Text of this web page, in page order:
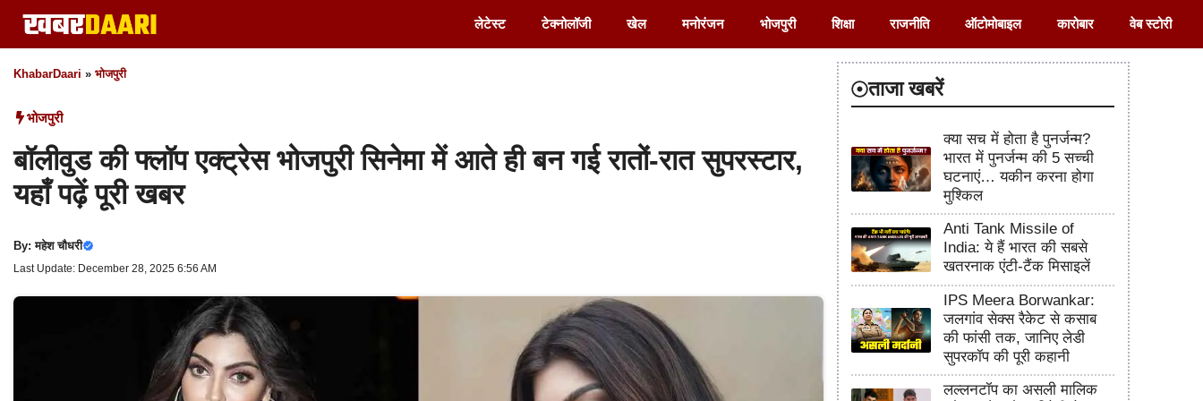
Skip
to
content
लेटेस्ट टेक्नोलॉजी खेल मनोरंजन भोजपुरी शिक्षा राजनीति ऑटोमोबाइल कारोबार वेब स्टोरी
KhabarDaari » भोजपुरी
भोजपुरी
बॉलीवुड की फ्लॉप एक्ट्रेस भोजपुरी सिनेमा में आते ही बन गई रातों-रात सुपरस्टार,
यहाँ पढ़ें पूरी खबर
By:महेश चौधरी
Last Update: December 28, 2025 6:56 AM
ताजा खबरें
क्या सच में होता है पुनर्जन्म?
भारत में पुनर्जन्म की 5 सच्ची
घटनाएं… यकीन करना होगा
मुश्किल
Anti Tank Missile of
India: ये हैं भारत की सबसे
खतरनाक एंटी-टैंक मिसाइलें
IPS Meera Borwankar:
जलगांव सेक्स रैकेट से कसाब
की फांसी तक, जानिए लेडी
सुपरकॉप की पूरी कहानी
लल्लनटॉप का असली मालिक